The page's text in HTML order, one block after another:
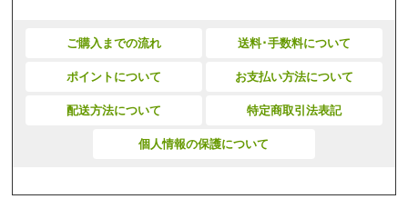
ご購入までの流れ 送料･手数料について
ポイントについて お支払い方法について
配送方法について 特定商取引法表記
個人情報の保護について